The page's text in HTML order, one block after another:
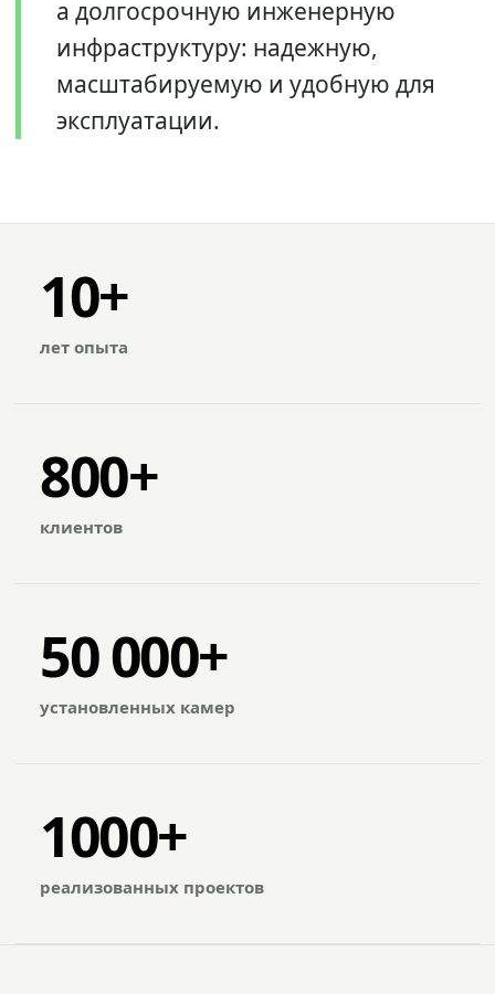
а долгосрочную инженерную
инфраструктуру: надежную,
масштабируемую и удобную для
эксплуатации.
10+
лет опыта
800+
клиентов
50 000+
установленных камер
1000+
реализованных проектов